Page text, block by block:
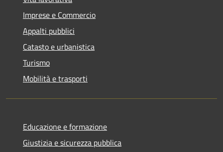
Imprese e Commercio
Appalti pubblici
Catasto e urbanistica
Turismo
Mobilità e trasporti
Educazione e formazione
Giustizia e sicurezza pubblica